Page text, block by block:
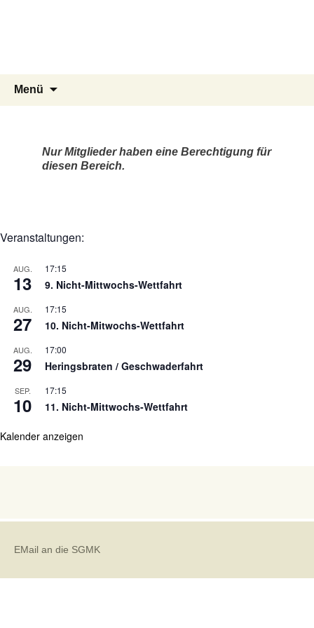
Menü
Nur Mitglieder haben eine Berechtigung für
diesen Bereich.
Veranstaltungen:
AUG.
13
17:15
9. Nicht-Mittwochs-Wettfahrt
AUG.
27
17:15
10. Nicht-Mitwochs-Wettfahrt
AUG.
29
17:00
Heringsbraten / Geschwaderfahrt
SEP.
10
17:15
11. Nicht-Mittwochs-Wettfahrt
Kalender anzeigen
EMail an die SGMK